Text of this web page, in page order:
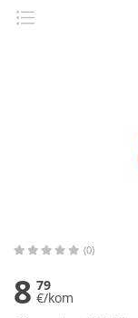
(0)
8 79
€/kom